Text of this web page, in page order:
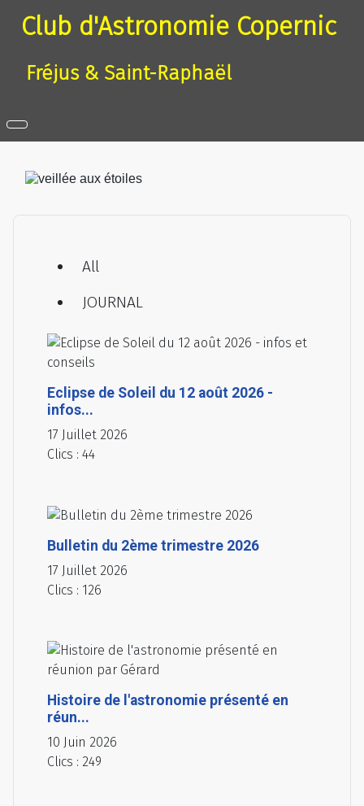
Club d'Astronomie Copernic
Fréjus & Saint-Raphaël
veillée aux étoiles
All
JOURNAL
Eclipse de Soleil du 12 août 2026 -
infos...
17 Juillet 2026
Clics : 44
Bulletin du 2ème trimestre 2026
17 Juillet 2026
Clics : 126
Histoire de l'astronomie présenté en
réun...
10 Juin 2026
Clics : 249